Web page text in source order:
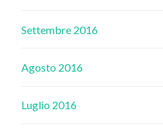
Settembre 2016
Agosto 2016
Luglio 2016